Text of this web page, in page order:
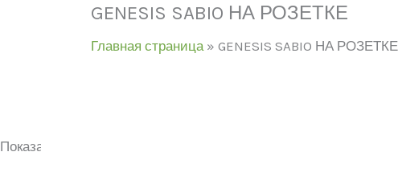
GENESIS SABIO НА РОЗЕТКЕ
Главная страница» GENESIS SABIO НА РОЗЕТКЕ
Показаны все (9)